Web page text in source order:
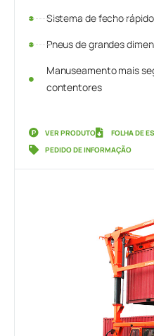
Sistema de fecho
Pneus de grandes
Manuseamento mais
contentores
VER PRODUTO
FOLHA DE
PEDIDO DE INFORMAÇÃO